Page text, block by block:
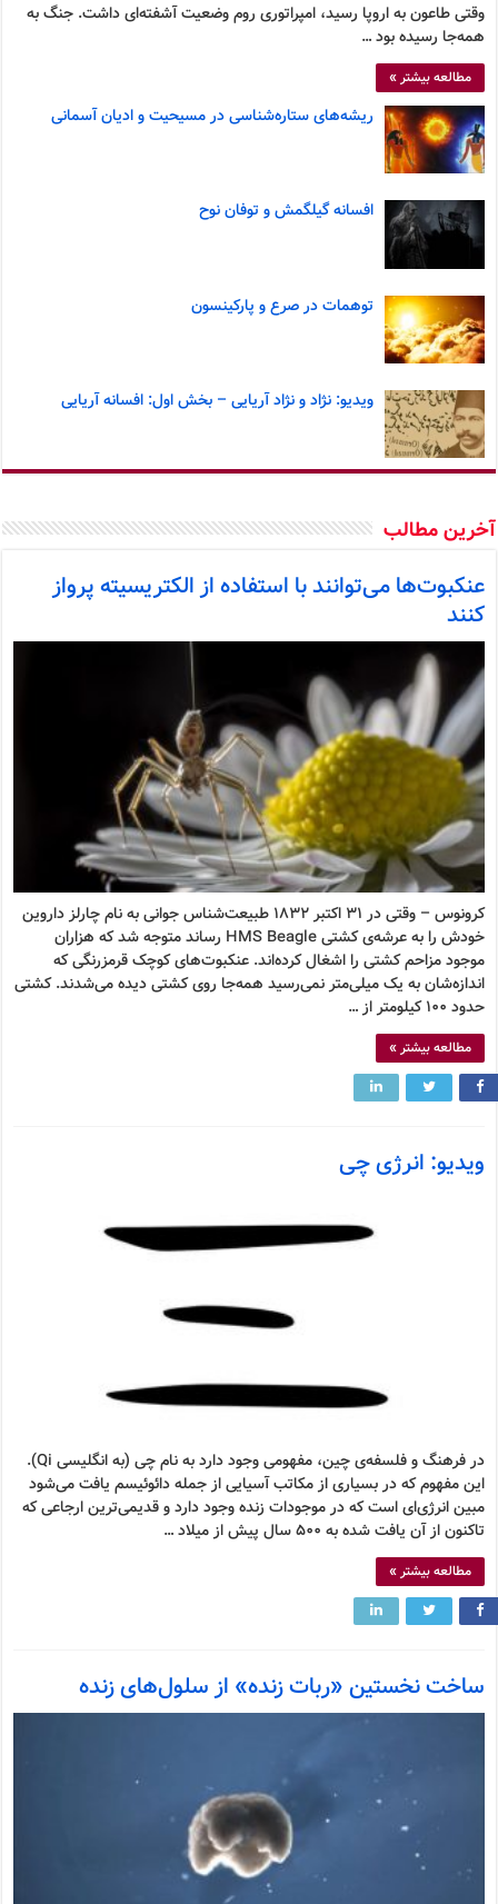
وقتی طاعون به اروپا رسید، امپراتوری روم وضعیت آشفته‌ای داشت. جنگ به
همه‌جا رسیده بود …
مطالعه بیشتر »
ریشه‌های ستاره‌شناسی در مسیحیت و ادیان آسمانی
افسانه گیلگمش و توفان نوح
توهمات در صرع و پارکینسون
ویدیو: نژاد و نژاد آریایی – بخش اول: افسانه آریایی
مطالب
عنکبوت‌ها می‌توانند با استفاده از الکتریسیته پرواز
کنند
کرونوس – وقتی در ۳۱ اکتبر ۱۸۳۲ طبیعت‌شناس جوانی به نام چارلز داروین
خودش را به عرشه‌ی کشتی HMS Beagle رساند متوجه شد که هزاران
موجود مزاحم کشتی را اشغال کرده‌اند. عنکبوت‌های کوچک قرمزرنگی که
اندازه‌شان به یک میلی‌متر نمی‌رسید همه‌جا روی کشتی دیده می‌شدند. کشتی
حدود ۱۰۰ کیلومتر از …
مطالعه بیشتر »
ویدیو: انرژی چی
در فرهنگ و فلسفه‌ی چین، مفهومی وجود دارد به نام چی (به انگلیسی Qi).
این مفهوم که در بسیاری از مکاتب آسیایی از جمله دائوئیسم یافت می‌شود
مبین انرژی‌ای است که در موجودات زنده وجود دارد و قدیمی‌ترین ارجاعی که
تاکنون از آن یافت شده به ۵۰۰ سال پیش از میلاد …
مطالعه بیشتر »
ساخت نخستین «ربات زنده» از سلول‌های زنده